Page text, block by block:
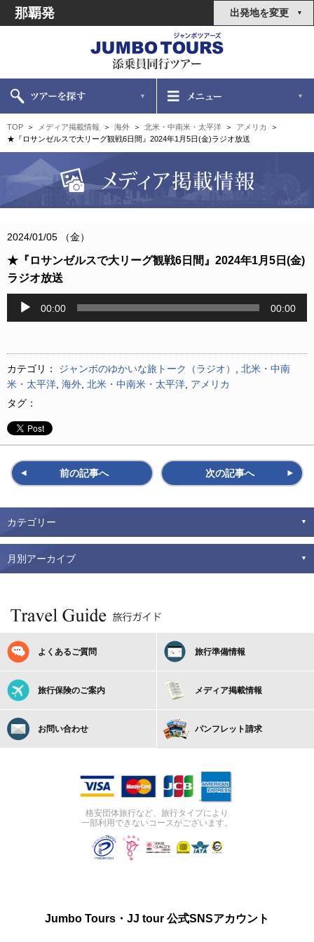
那覇発 出発地を変更
TOP メディア掲載情報 海外 北米・中南米・太平洋
アメリカ
★『ロサンゼルスで大リーグ観戦6日間』2024年1月5日(金)ラジオ放送
2024/01/05 （金）
★『ロサンゼルスで大リーグ観戦6日間』2024年1月5日(金)
ラジオ放送
ヤ
ー
00:00 00:00
カテゴリ： ジャンボのゆかいな旅トーク（ラジオ）
北米・中南
米・太平洋 海外 北米・中南米・太平洋 アメリカ
タグ：
前の記事へ 次の記事へ
カテゴリー
月別アーカイブ
よくあるご質問 旅行準備情報
旅行保険のご案内 メディア掲載情報
お問い合わせ パンフレット請求
格安団体旅行など、旅行タイプにより
一部利用できないコースがございます。
Jumbo Tours・JJ tour 公式SNSアカウント